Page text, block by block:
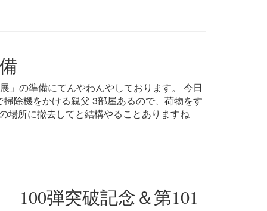
」の準備にてんやわんやしております。 今日
除機をかける親父 3部屋あるので、荷物をす
場所に撤去してと結構やることありますね
弾突破記念＆第101